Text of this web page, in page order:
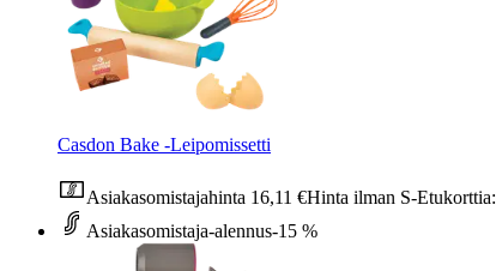
Casdon Bake -Leipomissetti
Asiakasomistajahinta 16,11 €Hinta ilman S-Etukorttia:
Asiakasomistaja-alennus-15 %